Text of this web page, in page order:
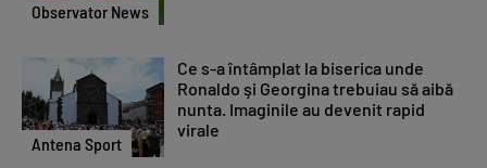
Observator News
Antena Sport
Ce s-a întâmplat la biserica unde
Ronaldo şi Georgina trebuiau să aibă
nunta. Imaginile au devenit rapid
virale